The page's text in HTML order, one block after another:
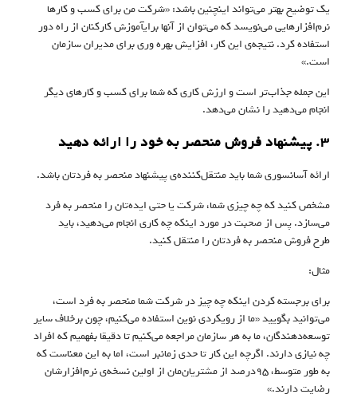
یک توضیح بهتر می‌تواند اینچنین باشد: «شرکت من برای کسب و کارها
نرم‌افزارهایی می‌نویسد که می‌توان از آنها برایآموزش کارکنان از راه دور
استفاده کرد. نتیجه‌ی این کار، افزایش بهره وری برای مدیران سازمان
است.»
این جمله جذاب‌تر است و ارزش کاری که شما برای کسب و کارهای دیگر
انجام می‌دهید را نشان می‌دهد.
۳. پیشنهاد فروش منحصر به خود را ارائه دهید
ارائه‌ آسانسوری شما باید منتقل‌کننده‌ی پیشنهاد منحصر به فردتان باشد.
مشخص کنید که چه چیزی شما، شرکت‌ یا حتی ایده‌تان را منحصر به فرد
می‌سازد. پس از صحبت در مورد اینکه چه کاری انجام می‌دهید، باید
طرح فروش منحصر به فردتان را منتقل کنید.
مثال:
برای برجسته کردن اینکه چه چیز در شرکت شما منحصر به فرد است،
می‌توانید بگویید «ما از رویکردی نوین استفاده می‌کنیم، چون برخلاف سایر
توسعه‌دهندگان، ما به هر سازمان مراجعه می‌کنیم تا دقیقا بفهمیم که افراد
چه نیازی دارند. اگرچه این کار تا حدی زمانبر است، اما به این معناست که
به طور متوسط، ۹۵درصد از مشتریان‌مان از اولین نسخه‌ی نرم‌افزارشان
رضایت دارند.»